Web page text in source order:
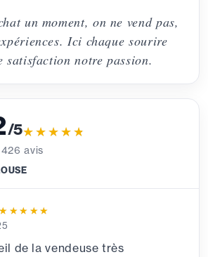
un moment, on ne vend pas,
Ici chaque sourire
satisfaction notre passion.
/5★★★★★
★★★★★
426 avis
★★★★★
★★★★★
de la vendeuse très